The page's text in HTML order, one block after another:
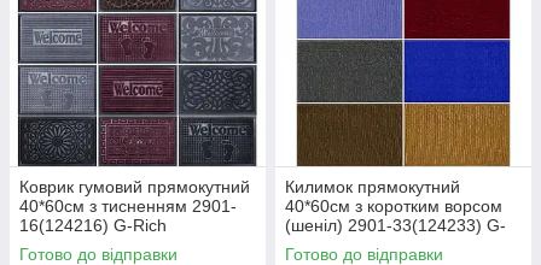
Коврик гумовий прямокутний
40*60см з тисненням 2901-
16(124216) G-Rich
Готово до відправки
Килимок прямокутний
40*60см з коротким ворсом
(шеніл) 2901-33(124233) G-
Rich
Готово до відправки